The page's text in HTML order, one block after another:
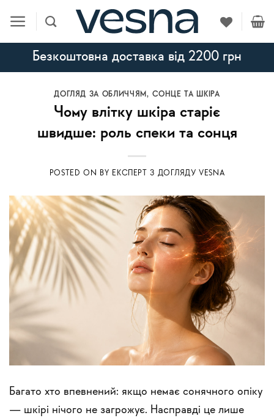
content
Безкоштовна доставка від 2200 грн
ДОГЛЯД ЗА ОБЛИЧЧЯМ, СОНЦЕ ТА ШКІРА
Чому влітку шкіра старіє
швидше: роль спеки та сонця
POSTED ON BY ЕКСПЕРТ З ДОГЛЯДУ VESNA
Багато хто впевнений: якщо немає сонячного опіку
— шкірі нічого не загрожує. Насправді це лише